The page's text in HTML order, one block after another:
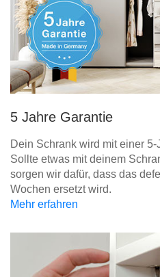
5 Jahre Garantie
Dein Schrank wird mit einer
Sollte etwas mit deinem
sorgen wir dafür, dass das
Wochen ersetzt wird.
Mehr erfahren